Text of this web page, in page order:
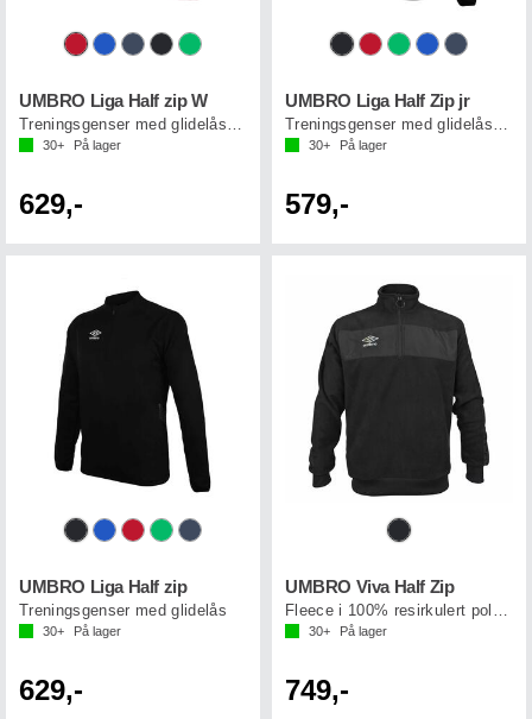
UMBRO Liga Half zip W
30+ På lager
629,-
UMBRO Liga Half Zip jr
30+ På lager
579,-
UMBRO Liga Half zip
Treningsgenser med glidelås
30+ På lager
629,-
UMBRO Viva Half Zip
30+ På lager
749,-